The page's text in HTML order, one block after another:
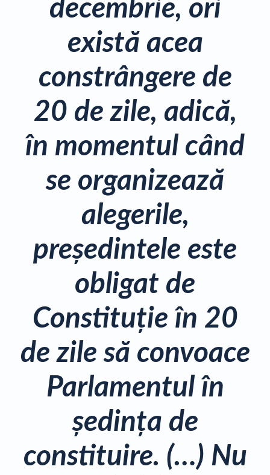
decembrie, ori
există acea
constrângere de
20 de zile, adică,
în momentul când
se organizează
alegerile,
preşedintele este
obligat de
Constituţie în 20
de zile să convoace
Parlamentul în
şedinţa de
constituire. (…) Nu